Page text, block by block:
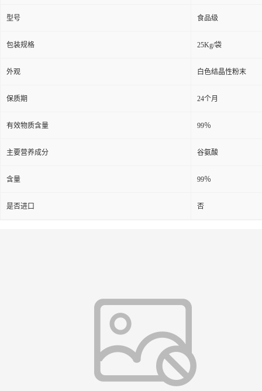
型号 食品级
包装规格 25Kg/袋
外观 白色结晶性粉末
保质期 24个月
有效物质含量 99％
主要营养成分 谷氨酸
含量 99％
是否进口 否